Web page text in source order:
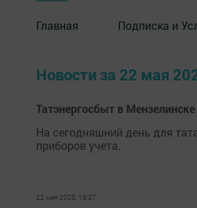
Главная Подписка и
Новости за 22 мая
Татэнергосбыт в
На сегодняшний день для
приборов учета.
22 мая 2020, 18:27